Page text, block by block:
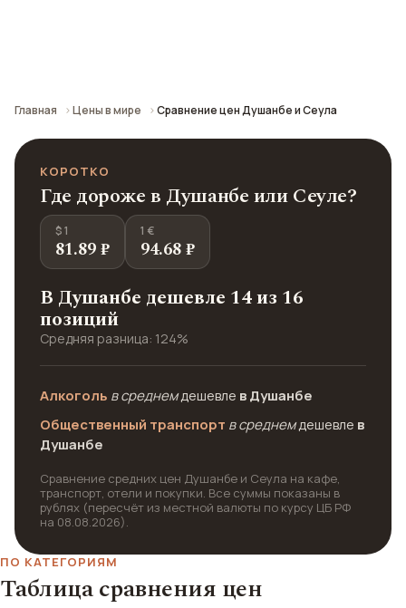
Главная Цены в мире Сравнение цен Душанбе и Сеула
КОРОТКО
Где дороже в Душанбе или Сеуле?
$ 1
81.89 ₽
1 €
94.68 ₽
В Душанбе дешевле 14 из 16
позиций
Средняя разница: 124%
Алкоголь в среднемдешевле в Душанбе
Общественный транспорт в среднемдешевле в
Душанбе
Сравнение средних цен Душанбе и Сеула на кафе,
транспорт, отели и покупки. Все суммы показаны в
рублях (пересчёт из местной валюты по курсу ЦБ РФ
на 08.08.2026).
ПО КАТЕГОРИЯМ
Таблица сравнения цен